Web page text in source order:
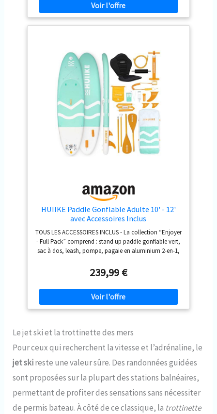
ailerons + 1 StabilTrac, 1 leash, 1 pompe, 1 sac à dos
paddle board, 1 sac étanche, 1 kit de réparation et 3
notices. Grâce à ses 11 anneaux en D, ce stand paddle
toutes vos configurations et aventures nautiques avec
une modularité totale.
votre planche en kayak gonflable. Paddle gonflable
avec siège pour en profiter seul ou en famille SOLIDITÉ
ET DURABILITÉ - Planches de stand up paddle
Valve de haute qualité facile à utiliser EXCELLENTE
STABILITÉ - La largeur de la planche de paddle SUP
gonflable et sa mousse EVA assurent l’équilibre et
limitent les chutes dans l’eau. Convient à tous NUMÉRO
DE SÉRIE UNIQUE - Naviguez dans des environnements
d’eau douce tels que rivières, lacs ou réservoirs avec
notre planche de paddle gonflable pour 2 personnes
HUIIKE Paddle Gonflable Adulte 10' - 12'
avec Accessoires Inclus
TOUS LES ACCESSOIRES INCLUS - La collection “Enjoyer
- Full Pack” comprend : stand up paddle gonflable vert,
sac à dos, leash, pompe, pagaie en aluminium 2-en-1,
transport, kit réparation, sac étanche 5L, étui et support
pour téléphone PADDLE SURF ET KAYAK 2 EN 1 - Avec un
siège de kayak et un repose-pieds pour transformer
votre planche en kayak gonflable. Paddle gonflable
avec siège pour en profiter seul ou en famille SOLIDITÉ
et double couche latérale pour éviter les fuites d’air.
Valve de haute qualité facile à utiliser EXCELLENTE
STABILITÉ - La largeur de la planche de paddle SUP
gonflable et sa mousse EVA assurent l’équilibre et
DE SÉRIE UNIQUE - Naviguez dans des environnements
d’eau douce tels que rivières, lacs ou réservoirs avec
notre planche de paddle gonflable pour 2 personnes
239,99 €
Le jet ski et la trottinette des mers
Pour ceux qui recherchent la vitesse et l’adrénaline, le
jet skireste une valeur sûre. Des randonnées guidées
sont proposées sur la plupart des stations balnéaires,
permettant de profiter des sensations sans nécessiter
de permis bateau. À côté de ce classique, la trottinette